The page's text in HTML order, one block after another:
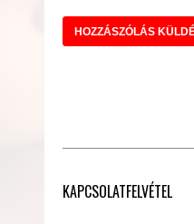
KAPCSOLATFELVÉTEL